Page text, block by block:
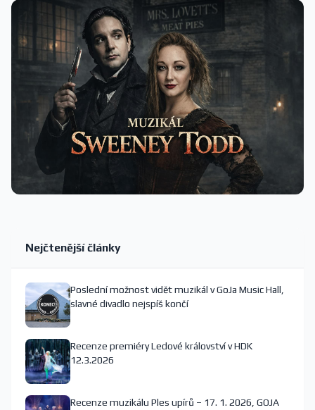
Nejčtenější články
Poslední možnost vidět muzikál v GoJa Music Hall,
slavné divadlo nejspíš končí
Recenze premiéry Ledové království v HDK
12.3.2026
Recenze muzikálu Ples upírů – 17. 1. 2026, GOJA